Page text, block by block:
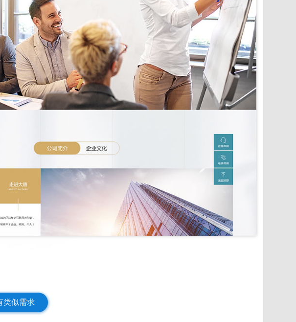
类似需求